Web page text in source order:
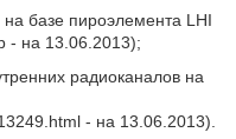
базе пироэлемента LHI
- на 13.06.2013);
радиоканалов на
- на 13.06.2013).